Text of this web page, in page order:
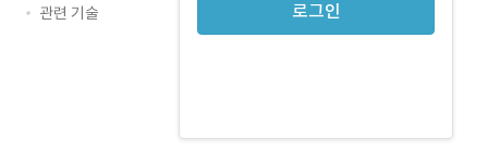
로그인
관련 기술
Photoshop · 경력 무관